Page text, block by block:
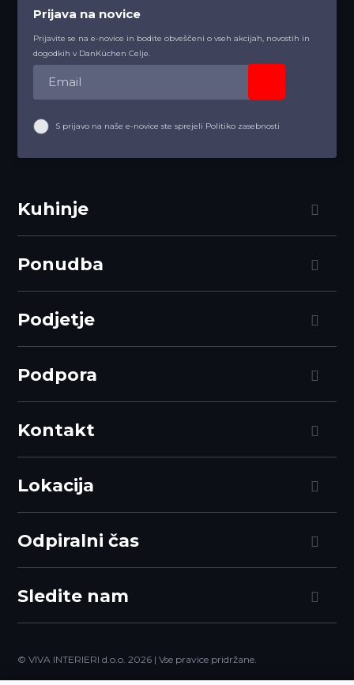
Prijava na novice
Prijavite se na e-novice in bodite obveščeni o vseh akcijah, novostih in
dogodkih v DanKüchen Celje.
S prijavo na naše e-novice ste sprejeli Politiko zasebnosti
Kuhinje
Ponudba
Podjetje
Podpora
Kontakt
Lokacija
Odpiralni čas
Sledite nam
© VIVA INTERIERI d.o.o.2026 | Vse pravice pridržane.